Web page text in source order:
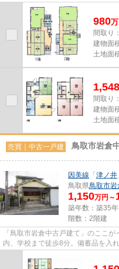
溢れる室内が魅力の、6LDKの物件...
980万
間取り
建物面
土地面
1,548
間取り
建物面
土地面
売買｜中古一戸建 鳥取市岩倉
因美線 「津ノ井
鳥取県鳥取市岩
1,150万円～
築年数：築35年
階数：2階建
「鳥取市岩倉中古戸建て」のここ
内、学校まで徒歩8分。備蓄品を入
らの物件はキッチンも広々してる...